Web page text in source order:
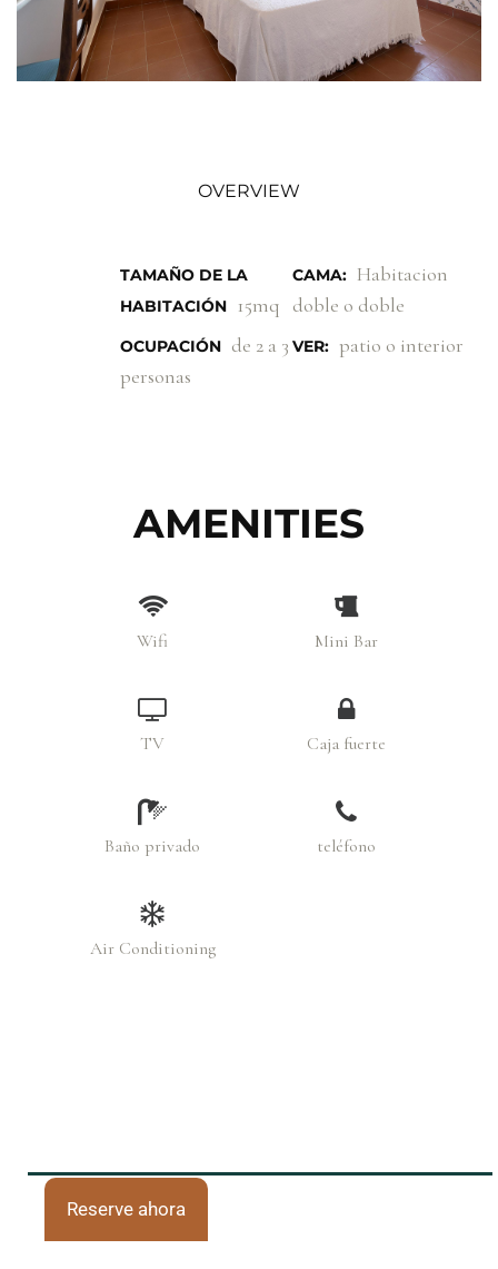
OVERVIEW
TAMAÑO DE LA
HABITACIÓN
15mq
CAMA: Habitacion
doble o doble
OCUPACIÓN de 2 a 3
personas
VER: patio o interior
AMENITIES
Wifi Mini Bar
TV Caja fuerte
Baño privado teléfono
Air Conditioning
Reserve ahora